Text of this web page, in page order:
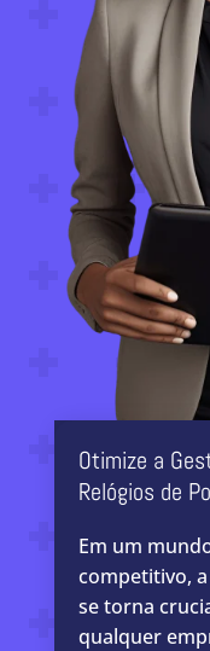
Otimize a
Relógios de
Em um
competitivo,
se torna
qualquer